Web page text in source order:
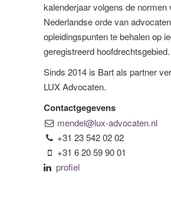
kalenderjaar volgens de normen
Nederlandse orde van
opleidingspunten te behalen op
geregistreerd hoofdrechtsgebied.
Sinds 2014 is Bart als partner
LUX Advocaten.
Contactgegevens
mendel@lux-advocaten.nl
+31 23 542 02 02
+31 6 20 59 90 01
profiel